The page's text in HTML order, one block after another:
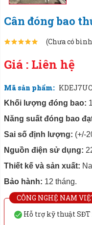
Cân đóng bao
(Chưa có
Giá : Liên hệ
Mã sản phẩm:
Khối lượng đóng bao:
Năng suất đóng bao
Sai số định lượng: (+/-2
Nguồn điện sử dụng:
Thiết kế và sản xuất:
Bảo hành: 12 tháng.
CÔNG NGHỆ NAM
Hỗ trợ kỹ thuật SĐT